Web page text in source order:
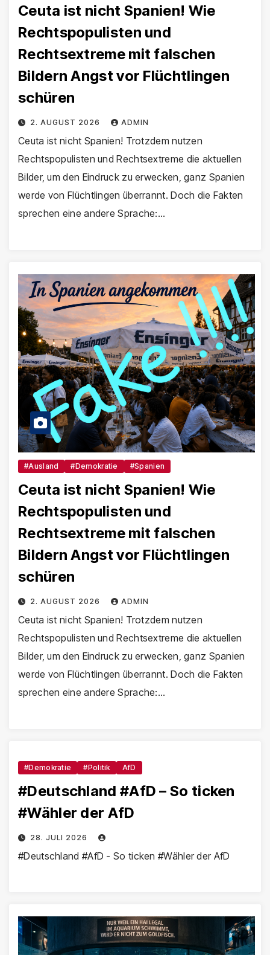
Ceuta ist nicht Spanien! Wie
Rechtspopulisten und
Rechtsextreme mit falschen
Bildern Angst vor Flüchtlingen
schüren
2. AUGUST 2026 ADMIN
Ceuta ist nicht Spanien! Trotzdem nutzen
Rechtspopulisten und Rechtsextreme die aktuellen
Bilder, um den Eindruck zu erwecken, ganz Spanien
werde von Flüchtlingen überrannt. Doch die Fakten
sprechen eine andere Sprache:…
#Ausland #Demokratie #Spanien
Ceuta ist nicht Spanien! Wie
Rechtspopulisten und
Rechtsextreme mit falschen
Bildern Angst vor Flüchtlingen
schüren
2. AUGUST 2026 ADMIN
Ceuta ist nicht Spanien! Trotzdem nutzen
Rechtspopulisten und Rechtsextreme die aktuellen
Bilder, um den Eindruck zu erwecken, ganz Spanien
werde von Flüchtlingen überrannt. Doch die Fakten
sprechen eine andere Sprache:…
#Demokratie #Politik AfD
#Deutschland #AfD – So ticken
#Wähler der AfD
28. JULI 2026
#Deutschland #AfD - So ticken #Wähler der AfD​